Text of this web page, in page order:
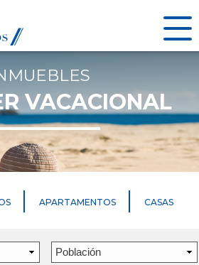
VACACIONAL
APARTAMENTOS CASAS